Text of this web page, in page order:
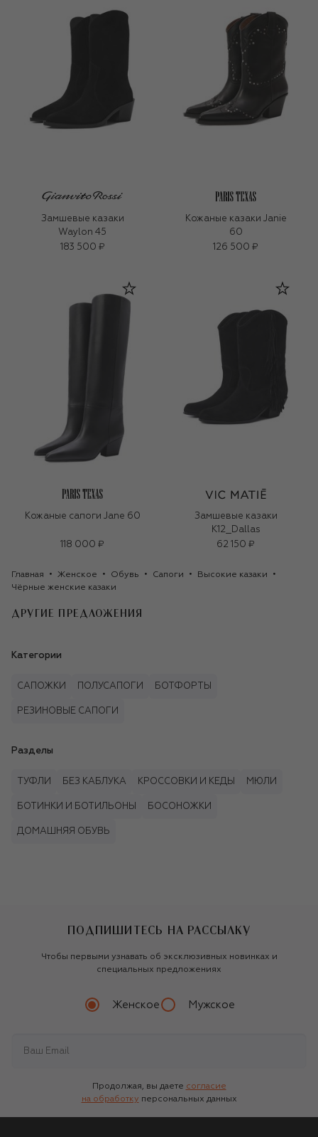
Замшевые казаки
Waylon 45
183 500 ₽
Кожаные казаки Janie
60
126 500 ₽
Кожаные сапоги Jane 60
118 000 ₽
Замшевые казаки
K12_Dallas
62 150 ₽
Главная Женское Обувь Сапоги
Высокие казаки
Чёрные женские казаки
ДРУГИЕ ПРЕДЛОЖЕНИЯ
Категории
САПОЖКИ ПОЛУСАПОГИ БОТФОРТЫ
РЕЗИНОВЫЕ САПОГИ
Разделы
ТУФЛИ БЕЗ КАБЛУКА КРОССОВКИ И КЕДЫ МЮЛИ
БОТИНКИ И БОТИЛЬОНЫ БОСОНОЖКИ
ДОМАШНЯЯ ОБУВЬ
ПОДПИШИТЕСЬ НА РАССЫЛКУ
Чтобы первыми узнавать об эксклюзивных новинках и
специальных предложениях
Женское Мужское
Продолжая, вы даете согласие
на обработку персональных данных